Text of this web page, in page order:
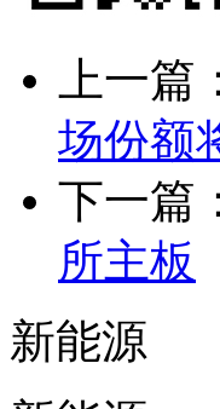
上一篇
场份额
下一篇
所主板
新能源